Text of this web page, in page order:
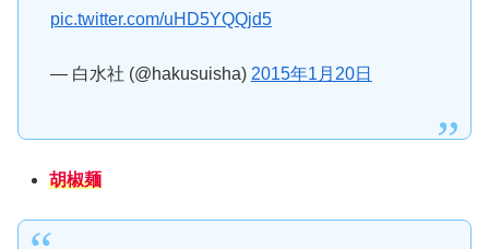
pic.twitter.com/uHD5YQQjd5
— 白水社 (@hakusuisha) 2015年1月20日
胡椒麺